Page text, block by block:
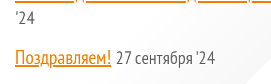
'24
Поздравляем! 27 сентября '24